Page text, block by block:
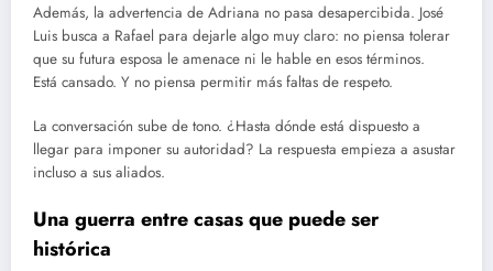
Además, la advertencia de Adriana no pasa desapercibida. José
Luis busca a Rafael para dejarle algo muy claro: no piensa tolerar
que su futura esposa le amenace ni le hable en esos términos.
Está cansado. Y no piensa permitir más faltas de respeto.
La conversación sube de tono. ¿Hasta dónde está dispuesto a
llegar para imponer su autoridad? La respuesta empieza a asustar
incluso a sus aliados.
Una guerra entre casas que puede ser
histórica